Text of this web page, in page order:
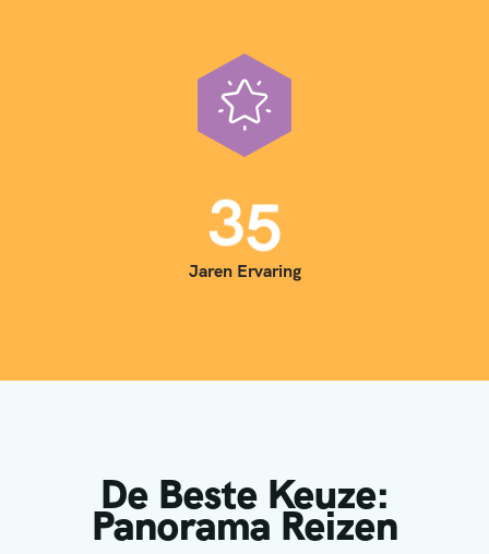
35
Jaren Ervaring
De Beste Keuze:
Panorama Reizen